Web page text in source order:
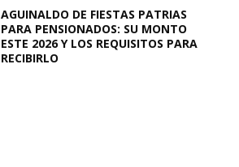
AGUINALDO DE FIESTAS PATRIAS
PARA PENSIONADOS: SU MONTO
ESTE 2026 Y LOS REQUISITOS PARA
RECIBIRLO